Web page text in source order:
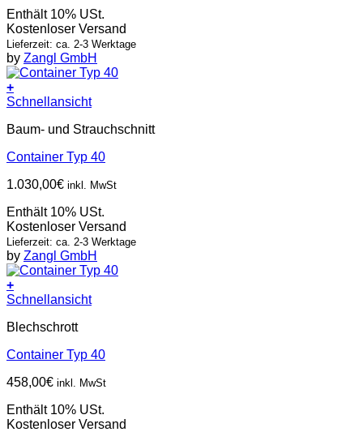
Enthält 10% USt.
Kostenloser Versand
Lieferzeit: ca. 2-3 Werktage
by Zangl GmbH
+
Schnellansicht
Baum- und Strauchschnitt
Container Typ 40
1.030,00€ inkl. MwSt
Enthält 10% USt.
Kostenloser Versand
Lieferzeit: ca. 2-3 Werktage
by Zangl GmbH
+
Schnellansicht
Blechschrott
Container Typ 40
458,00€ inkl. MwSt
Enthält 10% USt.
Kostenloser Versand